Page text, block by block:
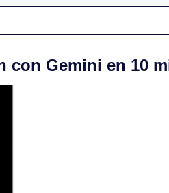
con Gemini en 10